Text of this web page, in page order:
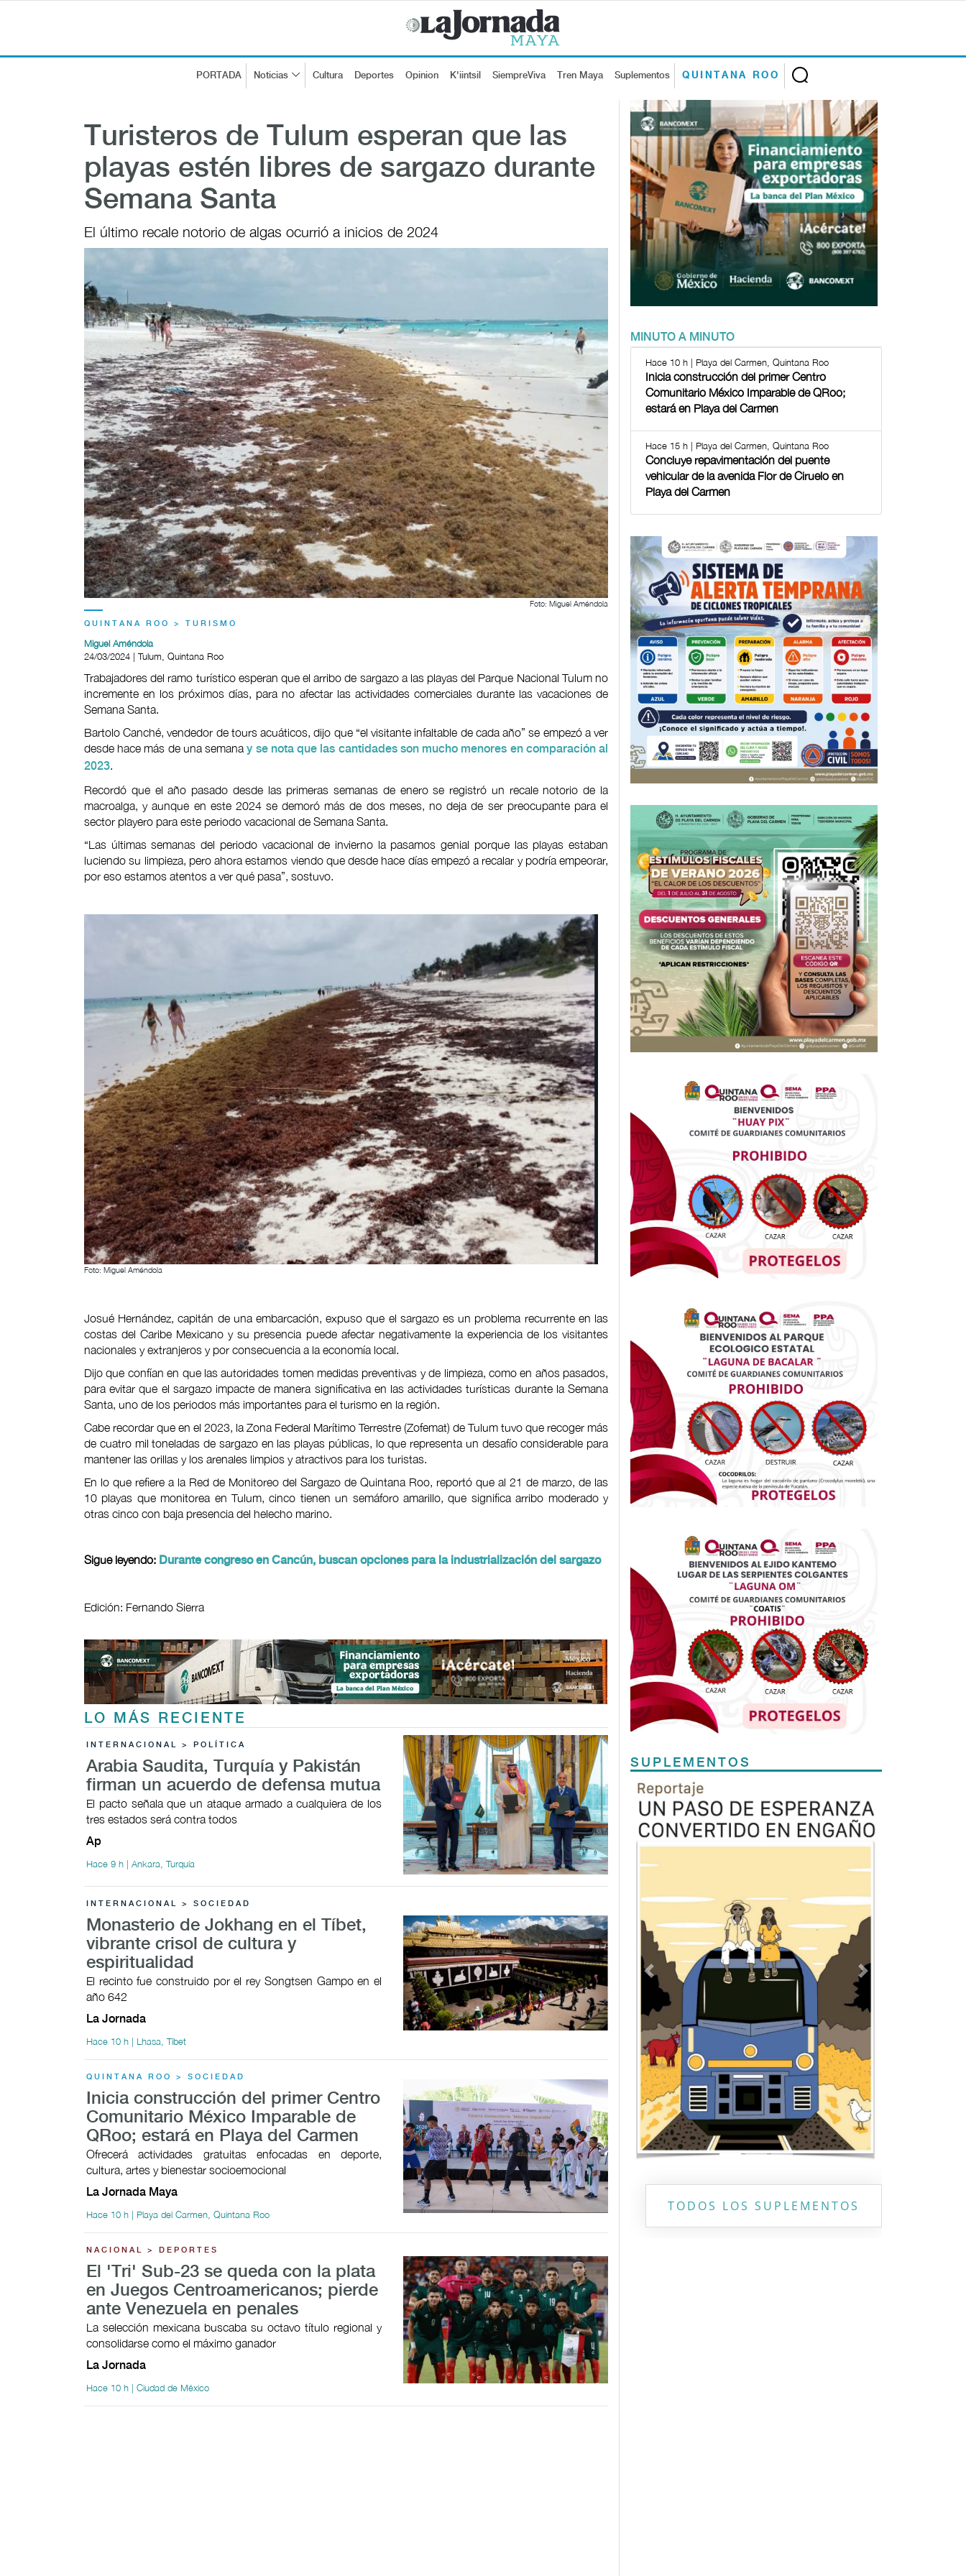
PORTADA Noticias Cultura Deportes Opinion K'iintsil SiempreViva Tren Maya Suplementos QUINTANA ROO
Turisteros de Tulum esperan que las
playas estén libres de sargazo durante
Semana Santa
El último recale notorio de algas ocurrió a inicios de 2024
Foto: Miguel Améndola
QUINTANA ROO > TURISMO
Miguel Améndola
24/03/2024 | Tulum, Quintana Roo
Trabajadores del ramo turístico esperan que el arribo de sargazo a las playas del Parque Nacional Tulum no
incremente en los próximos días, para no afectar las actividades comerciales durante las vacaciones de
Semana Santa.
Bartolo Canché, vendedor de tours acuáticos, dijo que “el visitante infaltable de cada año” se empezó a ver
desde hace más de una semanay se nota que las cantidades son mucho menores en comparación al
2023.
Recordó que el año pasado desde las primeras semanas de enero se registró un recale notorio de la
macroalga, y aunque en este 2024 se demoró más de dos meses, no deja de ser preocupante para el
sector playero para este periodo vacacional de Semana Santa.
“Las últimas semanas del periodo vacacional de invierno la pasamos genial porque las playas estaban
luciendo su limpieza, pero ahora estamos viendo que desde hace días empezó a recalar y podría empeorar,
por eso estamos atentos a ver qué pasa”, sostuvo.
Foto: Miguel Améndola
Josué Hernández, capitán de una embarcación, expuso que el sargazo es un problema recurrente en las
costas del Caribe Mexicano y su presencia puede afectar negativamente la experiencia de los visitantes
nacionales y extranjeros y por consecuencia a la economía local.
Dijo que confían en que las autoridades tomen medidas preventivas y de limpieza, como en años pasados,
para evitar que el sargazo impacte de manera significativa en las actividades turísticas durante la Semana
Santa, uno de los periodos más importantes para el turismo en la región.
Cabe recordar que en el 2023, la Zona Federal Marítimo Terrestre (Zofemat) de Tulum tuvo que recoger más
de cuatro mil toneladas de sargazo en las playas públicas, lo que representa un desafío considerable para
mantener las orillas y los arenales limpios y atractivos para los turistas.
En lo que refiere a la Red de Monitoreo del Sargazo de Quintana Roo, reportó que al 21 de marzo, de las
10 playas que monitorea en Tulum, cinco tienen un semáforo amarillo, que significa arribo moderado y
otras cinco con baja presencia del helecho marino.
Sigue leyendo: Durante congreso en Cancún, buscan opciones para la industrialización del sargazo
Edición: Fernando Sierra
LO MÁS RECIENTE
INTERNACIONAL > POLÍTICA
Arabia Saudita, Turquía y Pakistán
firman un acuerdo de defensa mutua
El pacto señala que un ataque armado a cualquiera de los
tres estados será contra todos
Ap
Hace 9 h | Ankara, Turquía
INTERNACIONAL > SOCIEDAD
Monasterio de Jokhang en el Tíbet,
vibrante crisol de cultura y
espiritualidad
El recinto fue construido por el rey Songtsen Gampo en el
año 642
La Jornada
Hace 10 h | Lhasa, Tíbet
QUINTANA ROO > SOCIEDAD
Inicia construcción del primer Centro
Comunitario México Imparable de
QRoo; estará en Playa del Carmen
Ofrecerá actividades gratuitas enfocadas en deporte,
cultura, artes y bienestar socioemocional
La Jornada Maya
Hace 10 h | Playa del Carmen, Quintana Roo
NACIONAL > DEPORTES
El 'Tri' Sub-23 se queda con la plata
en Juegos Centroamericanos; pierde
ante Venezuela en penales
La selección mexicana buscaba su octavo título regional y
consolidarse como el máximo ganador
La Jornada
Hace 10 h | Ciudad de México
MINUTO A MINUTO
Hace 10 h | Playa del Carmen, Quintana Roo
Inicia construcción del primer Centro
Comunitario México Imparable de QRoo;
estará en Playa del Carmen
Hace 15 h | Playa del Carmen, Quintana Roo
Concluye repavimentación del puente
vehicular de la avenida Flor de Ciruelo en
Playa del Carmen
SUPLEMENTOS
Previous
TODOS LOS SUPLEMENTOS